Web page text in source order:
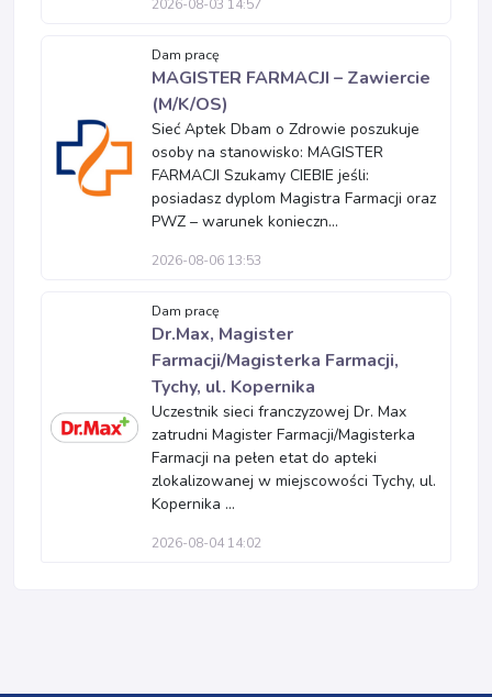
2026-08-03 14:57
Dam pracę
MAGISTER FARMACJI – Zawiercie
(M/K/OS)
Sieć Aptek Dbam o Zdrowie poszukuje
osoby na stanowisko: MAGISTER
FARMACJI Szukamy CIEBIE jeśli:
posiadasz dyplom Magistra Farmacji oraz
PWZ – warunek konieczn...
2026-08-06 13:53
Dam pracę
Dr.Max, Magister
Farmacji/Magisterka Farmacji,
Tychy, ul. Kopernika
Uczestnik sieci franczyzowej Dr. Max
zatrudni Magister Farmacji/Magisterka
Farmacji na pełen etat do apteki
zlokalizowanej w miejscowości Tychy, ul.
Kopernika ...
2026-08-04 14:02